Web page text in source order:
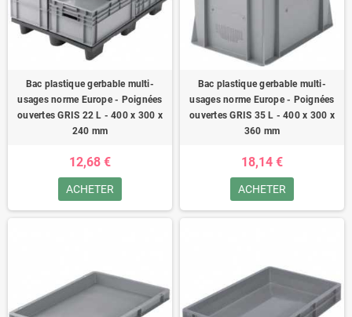
Bac plastique gerbable multi-
usages norme Europe - Poignées
ouvertes GRIS 22 L - 400 x 300 x
240 mm
12,68 €
ACHETER
Bac plastique gerbable multi-
usages norme Europe - Poignées
ouvertes GRIS 35 L - 400 x 300 x
360 mm
18,14 €
ACHETER